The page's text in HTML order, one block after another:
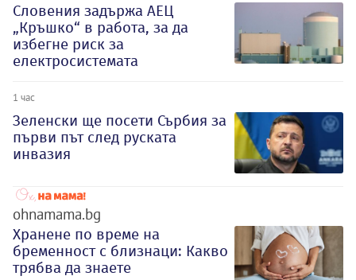
Словения задържа АЕЦ
„Кръшко“ в работа, за да
избегне риск за
електросистемата
1 час
Зеленски ще посети Сърбия за
първи път след руската
инвазия
ohnamama.bg
Хранене по време на
бременност с близнаци: Какво
трябва да знаете